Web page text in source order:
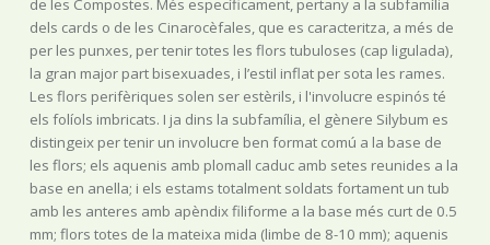
de les Compostes. Més específicament, pertany a la subfamília
dels cards o de les Cinarocèfales, que es caracteritza, a més de
per les punxes, per tenir totes les flors tubuloses (cap ligulada),
la gran major part bisexuades, i l’estil inflat per sota les rames.
Les flors perifèriques solen ser estèrils, i l'involucre espinós té
els folíols imbricats. I ja dins la subfamília, el gènere Silybum es
distingeix per tenir un involucre ben format comú a la base de
les flors; els aquenis amb plomall caduc amb setes reunides a la
base en anella; i els estams totalment soldats fortament un tub
amb les anteres amb apèndix filiforme a la base més curt de 0.5
mm; flors totes de la mateixa mida (limbe de 8-10 mm); aquenis